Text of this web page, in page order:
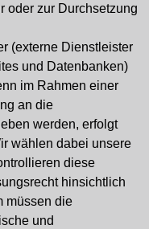
oder zur Durchsetzung
(externe Dienstleister
und Datenbanken)
im Rahmen einer
an die
werden, erfolgt
wählen dabei unsere
diese
hinsichtlich
müssen die
und